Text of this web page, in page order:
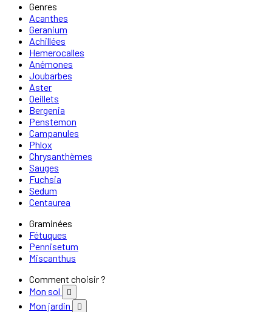
Genres
Acanthes
Geranium
Achillées
Hemerocalles
Anémones
Joubarbes
Aster
Oeillets
Bergenia
Penstemon
Campanules
Phlox
Chrysanthèmes
Sauges
Fuchsia
Sedum
Centaurea
Graminées
Fétuques
Pennisetum
Miscanthus
Comment choisir ?
Mon sol

Mon jardin 